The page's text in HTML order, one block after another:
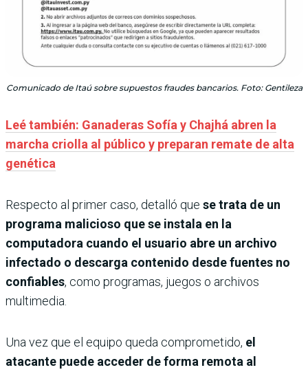
Comunicado de Itaú sobre supuestos fraudes bancarios. Foto: Gentileza
Leé también: Ganaderas Sofía y Chajhá abren la
marcha criolla al público y preparan remate de alta
genética
Respecto al primer caso, detalló que se trata de un
programa malicioso que se instala en la
computadora cuando el usuario abre un archivo
infectado o descarga contenido desde fuentes no
confiables, como programas, juegos o archivos
multimedia.
Una vez que el equipo queda comprometido, el
atacante puede acceder de forma remota al